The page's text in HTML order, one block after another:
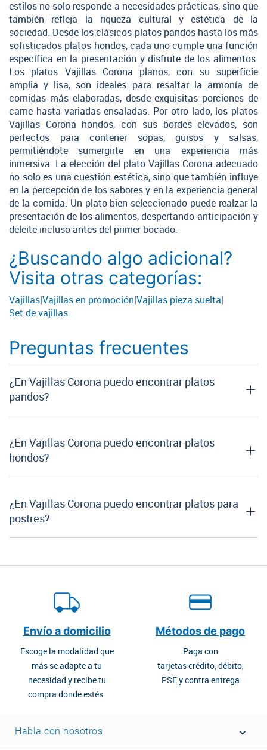
estilos no solo responde a necesidades prácticas, sino que
también refleja la riqueza cultural y estética de la
sociedad. Desde los clásicos platos pandos hasta los más
sofisticados platos hondos, cada uno cumple una función
específica en la presentación y disfrute de los alimentos.
Los platos Vajillas Corona planos, con su superficie
amplia y lisa, son ideales para resaltar la armonía de
comidas más elaboradas, desde exquisitas porciones de
carne hasta variadas ensaladas. Por otro lado, los platos
Vajillas Corona hondos, con sus bordes elevados, son
perfectos para contener sopas, guisos y salsas,
permitiéndote sumergirte en una experiencia más
inmersiva. La elección del plato Vajillas Corona adecuado
no solo es una cuestión estética, sino que también influye
en la percepción de los sabores y en la experiencia general
de la comida. Un plato bien seleccionado puede realzar la
presentación de los alimentos, despertando anticipación y
deleite incluso antes del primer bocado.
¿Buscando algo adicional?
Visita otras categorías:
Vajillas|Vajillas en promoción|Vajillas pieza suelta|
Set de vajillas
Preguntas frecuentes
¿En Vajillas Corona puedo encontrar platos
pandos?
¿En Vajillas Corona puedo encontrar platos
hondos?
¿En Vajillas Corona puedo encontrar platos para
postres?
Envío a domicilio
Escoge la modalidad que
más se adapte a tu
necesidad y recibe tu
compra donde estés.
Métodos de pago
Paga con
tarjetas crédito, débito,
PSE y contra entrega
Habla con nosotros